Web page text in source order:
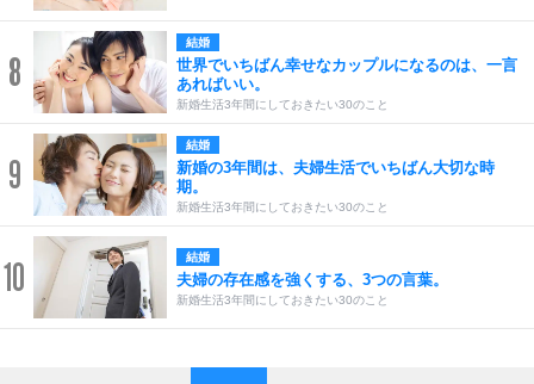
8
結婚
世界でいちばん幸せなカップルになるのは、一言
あればいい。
新婚生活3年間にしておきたい30のこと
9
結婚
新婚の3年間は、夫婦生活でいちばん大切な時
期。
新婚生活3年間にしておきたい30のこと
10 結婚
夫婦の存在感を強くする、3つの言葉。
新婚生活3年間にしておきたい30のこと